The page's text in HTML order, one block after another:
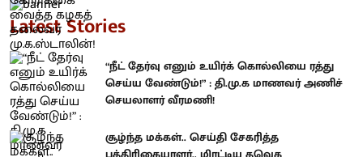
Latest Stories
“நீட் தேர்வு எனும் உயிர்க் கொல்லியை ரத்து
செய்ய வேண்டும்!” : தி.மு.க மாணவர் அணிச்
செயலாளர் வீரமணி!
சூழ்ந்த மக்கள்.. செய்தி சேகரித்த